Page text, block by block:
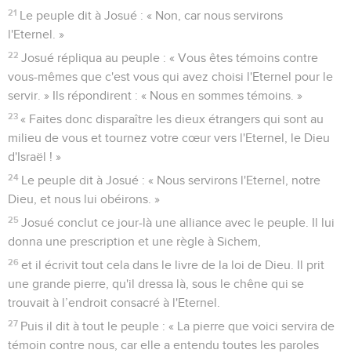
21
Le peuple dit à Josué : « Non, car nous servirons
l'Eternel. »
22 Josué répliqua au peuple : « Vous êtes témoins contre
vous-mêmes que c'est vous qui avez choisi l'Eternel pour le
servir. » Ils répondirent : « Nous en sommes témoins. »
23 « Faites donc disparaître les dieux étrangers qui sont au
milieu de vous et tournez votre cœur vers l'Eternel, le Dieu
d'Israël ! »
24
Le peuple dit à Josué : « Nous servirons l'Eternel, notre
Dieu, et nous lui obéirons. »
25 Josué conclut ce jour-là une alliance avec le peuple. Il lui
donna une prescription et une règle à Sichem,
26 et il écrivit tout cela dans le livre de la loi de Dieu. Il prit
une grande pierre, qu'il dressa là, sous le chêne qui se
trouvait à l’endroit consacré à l'Eternel.
27 Puis il dit à tout le peuple : « La pierre que voici servira de
témoin contre nous, car elle a entendu toutes les paroles